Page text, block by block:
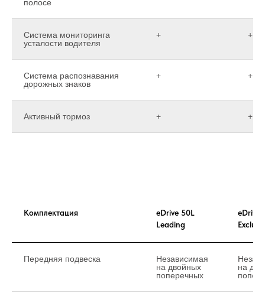
полосе
Система мониторинга
усталости водителя
+ +
Система распознавания
дорожных знаков
+ +
Активный тормоз + +
Комплектация
eDrive 50L
Leading
eDrive
Передняя подвеска
Независимая
на двойных
поперечных
на